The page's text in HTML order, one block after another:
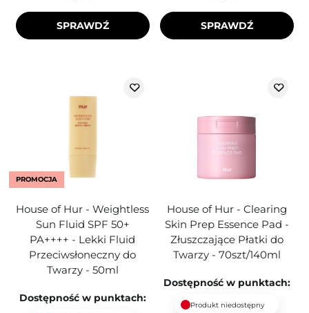
SPRAWDŹ SPRAWDŹ
PROMOCJA
House of Hur - Weightless
Sun Fluid SPF 50+
PA++++ - Lekki Fluid
Przeciwsłoneczny do
Twarzy - 50ml
Dostępność w punktach:
House of Hur - Clearing
Skin Prep Essence Pad -
Złuszczające Płatki do
Twarzy - 70szt/140ml
Dostępność w punktach:
Produkt niedostępny